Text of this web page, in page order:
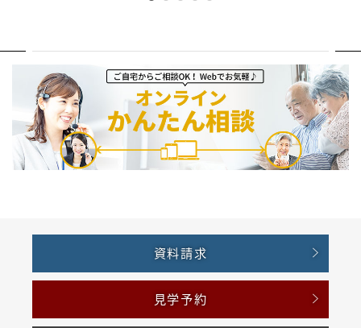
資料請求
見学予約